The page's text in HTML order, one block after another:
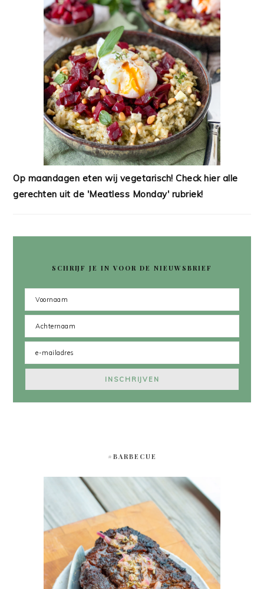
Op maandagen eten wij vegetarisch! Check hier alle
gerechten uit de 'Meatless Monday' rubriek!
SCHRIJF JE IN VOOR DE NIEUWSBRIEF
#BARBECUE